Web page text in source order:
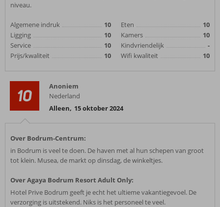
niveau.
Algemene indruk
10
Ligging
10
Service
10
Prijs/kwaliteit
10
Eten
10
Kamers
10
Kindvriendelijk
-
Wifi kwaliteit
10
10
Anoniem
Nederland
Alleen, 15 oktober 2024
Over Bodrum-Centrum:
in Bodrum is veel te doen. De haven met al hun schepen van groot
tot klein. Musea, de markt op dinsdag, de winkeltjes.
Over Agaya Bodrum Resort Adult Only:
Hotel Prive Bodrum geeft je echt het ultieme vakantiegevoel. De
verzorging is uitstekend. Niks is het personeel te veel.